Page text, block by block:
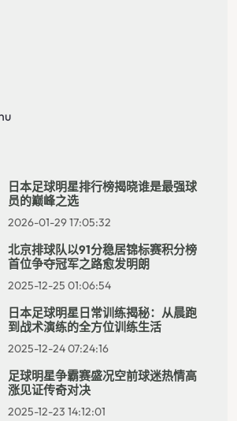
日本足球明星排行榜揭晓谁是最强球
员的巅峰之选
2026-01-29 17:05:32
北京排球队以91分稳居锦标赛积分榜
首位争夺冠军之路愈发明朗
2025-12-25 01:06:54
日本足球明星日常训练揭秘：从晨跑
到战术演练的全方位训练生活
2025-12-24 07:24:16
足球明星争霸赛盛况空前球迷热情高
涨见证传奇对决
2025-12-23 14:12:01